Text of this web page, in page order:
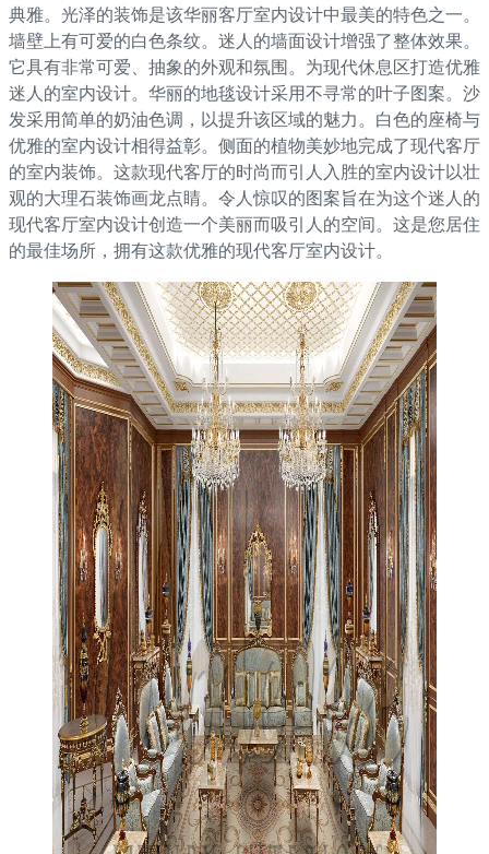
典雅。光泽的装饰是该华丽客厅室内设计中最美的特色之一。
墙壁上有可爱的白色条纹。迷人的墙面设计增强了整体效果。
它具有非常可爱、抽象的外观和氛围。为现代休息区打造优雅
迷人的室内设计。华丽的地毯设计采用不寻常的叶子图案。沙
发采用简单的奶油色调，以提升该区域的魅力。白色的座椅与
优雅的室内设计相得益彰。侧面的植物美妙地完成了现代客厅
的室内装饰。这款现代客厅的时尚而引人入胜的室内设计以壮
观的大理石装饰画龙点睛。令人惊叹的图案旨在为这个迷人的
现代客厅室内设计创造一个美丽而吸引人的空间。这是您居住
的最佳场所，拥有这款优雅的现代客厅室内设计。